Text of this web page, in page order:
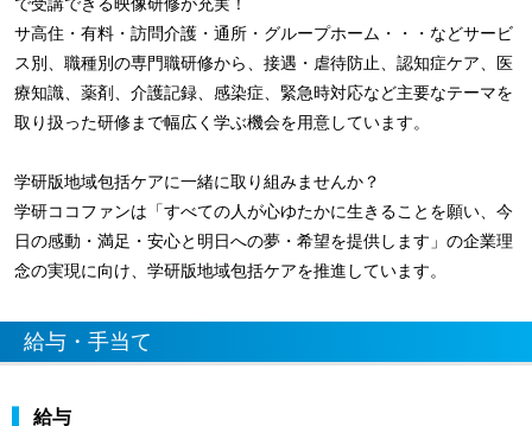
サ高住・有料・訪問介護・通所・グループホーム・・・などサービ
ス別、職種別の専門職研修から、接遇・虐待防止、認知症ケア、医
療知識、薬剤、介護記録、感染症、緊急時対応など主要なテーマを
取り扱った研修まで幅広く学ぶ機会を用意しています。
学研版地域包括ケアに一緒に取り組みませんか？
学研ココファンは「すべての人が心ゆたかに生きることを願い、今
日の感動・満足・安心と明日への夢・希望を提供します」の企業理
念の実現に向け、学研版地域包括ケアを推進しています。
給与・手当て
給与